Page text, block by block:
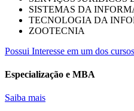
SISTEMAS DA
TECNOLOGIA DA
ZOOTECNIA
Possui Interesse em um dos
Especialização e MBA
Saiba mais